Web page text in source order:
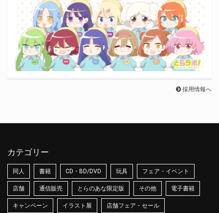
採用情報へ
カテゴリー
同人 書籍 CD・BD/DVD 玩具 フェア・イベント
店舗 通信販売 とらのあな限定版 その他 電子書籍
キャンペーン イラスト展 店舗フェア・セール